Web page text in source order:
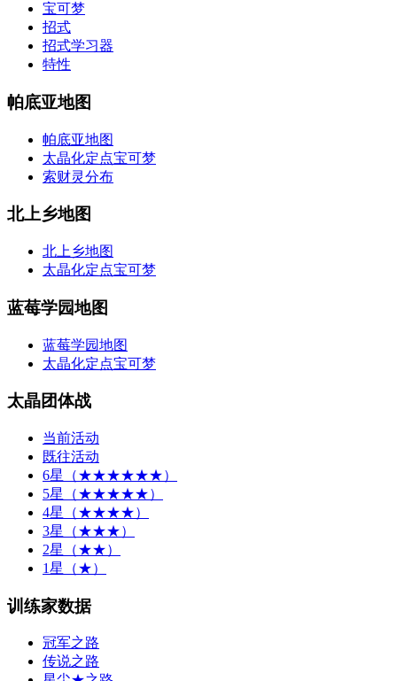
宝可梦
招式
招式学习器
特性
帕底亚地图
帕底亚地图
太晶化定点宝可梦
索财灵分布
北上乡地图
北上乡地图
太晶化定点宝可梦
蓝莓学园地图
蓝莓学园地图
太晶化定点宝可梦
太晶团体战
当前活动
既往活动
6星（★★★★★★）
5星（★★★★★）
4星（★★★★）
3星（★★★）
2星（★★）
1星（★）
训练家数据
冠军之路
传说之路